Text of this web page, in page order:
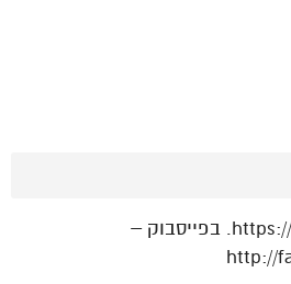
“הסולם”- https://hasulam.co.il. בפייסבוק –
http://